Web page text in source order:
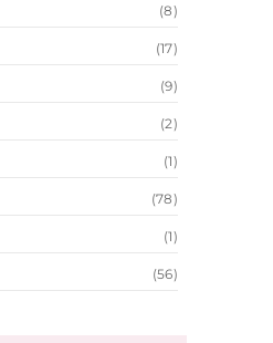
(8)
(17)
(9)
(2)
(1)
(78)
(1)
(56)